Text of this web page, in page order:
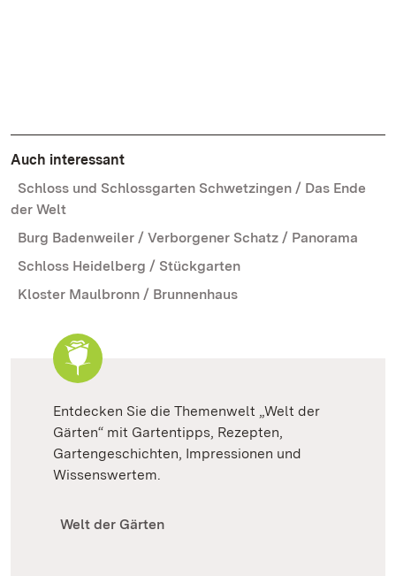
Auch interessant
Schloss und Schlossgarten Schwetzingen / Das Ende
der Welt
Burg Badenweiler / Verborgener Schatz / Panorama
Schloss Heidelberg / Stückgarten
Kloster Maulbronn / Brunnenhaus
Entdecken Sie die Themenwelt „Welt der
Gärten“ mit Gartentipps, Rezepten,
Gartengeschichten, Impressionen und
Wissenswertem.
Welt der Gärten